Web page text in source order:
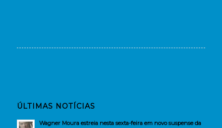
ÚLTIMAS NOTÍCIAS
Wagner Moura estreia nesta sexta-feira em novo suspense da